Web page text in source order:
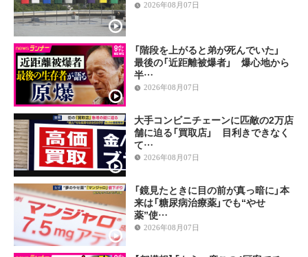
2026年08月07日
「階段を上がると弟が死んでいた」
最後の「近距離被爆者」 爆心地から
半…
2026年08月07日
大手コンビニチェーンに匹敵の2万店
舗に迫る「買取店」 目利きできなく
て…
2026年08月07日
「鏡見たときに目の前が真っ暗に」本
来は「糖尿病治療薬」でも“やせ
薬”使…
2026年08月07日